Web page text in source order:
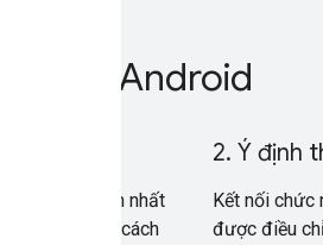
dụng Android
năng phổ biến nhất
kiếm, bằng cách
2. Ý định
Kết nối chức
được điều